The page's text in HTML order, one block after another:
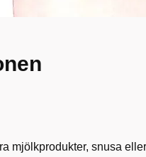
mjölkprodukter, snusa